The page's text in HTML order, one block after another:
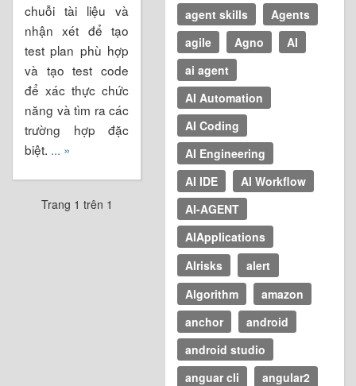
chuỗi tài liệu và
nhận xét để tạo
test plan phù hợp
và tạo test code
để xác thực chức
năng và tìm ra các
trường hợp đặc
biệt. ... »
Trang 1 trên 1
agent skills
Agents
agile
Agno
AI
ai agent
AI Automation
AI Coding
AI Engineering
AI IDE
AI Workflow
AI-AGENT
AIApplications
AIrisks
alert
Algorithm
amazon
anchor
android
android studio
anguar cli
angular2